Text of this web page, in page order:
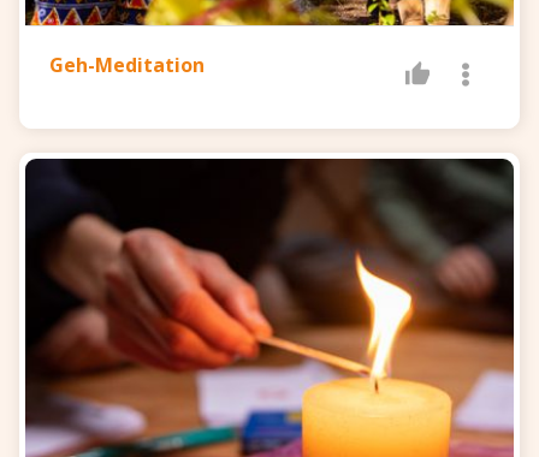
Geh-Meditation